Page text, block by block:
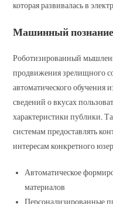
которая развивалась в
Машинный познание
Роботизированный
продвижения зрелищного
автоматического обучения
сведений о вкусах
характеристики публики.
системам предоставлять
интересам конкретного
Автоматическое
материалов
Персонализированные